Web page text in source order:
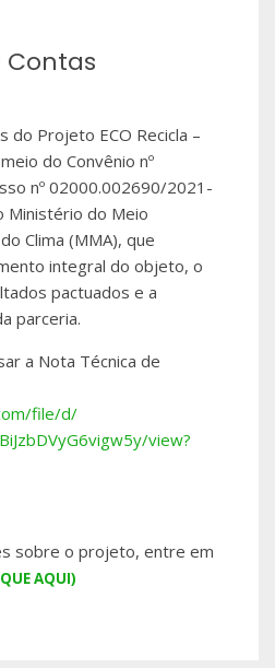
Contas
do Projeto ECO Recicla –
do Convênio nº
nº 02000.002690/2021-
Ministério do Meio
Clima (MMA), que
integral do objeto, o
pactuados e a
parceria.
a Nota Técnica de
file/d/
w5y/view?
sobre o projeto, entre em
AQUI)